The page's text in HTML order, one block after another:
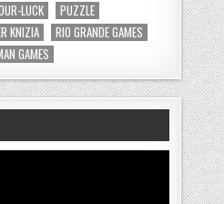
LUCK
PUZZLE
KNIZIA
RIO GRANDE GAMES
GAMES